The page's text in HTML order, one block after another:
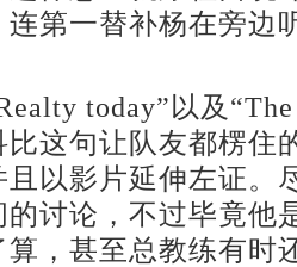
第一替补杨在旁边
today”以及“The
比这句让队友都楞住
以影片延伸左证。
的讨论，不过毕竟他
，甚至总教练有时